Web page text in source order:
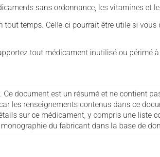
sans ordonnance, les vitamines et
temps. Celle-ci pourrait être utile si
tout médicament inutilisé ou périmé
document est un résumé et ne contient
les renseignements contenus dans ce
sur ce médicament, y compris une liste
du fabricant dans la base de